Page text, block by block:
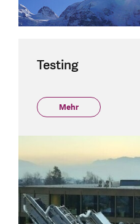
Testing
Mehr